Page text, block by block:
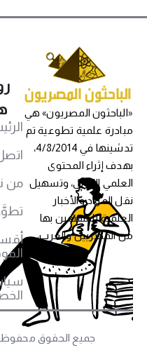
«الباحثون المصريون» هي
مبادرة علمية تطوعية تم
تدشينها في 4/8/2014،
بهدف إثراء المحتوى
العلمي العربي، وتسهيل
نقل المواد والأخبار
العلمية للمهتمين بها
من المصريين والعرب،
من
جميع الحقوق محفوظة